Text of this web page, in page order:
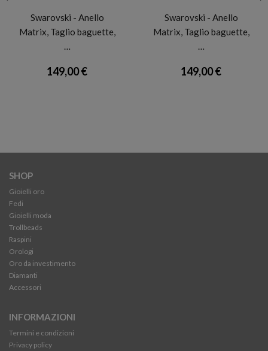
Swarovski - Anello
Matrix, Taglio baguette,
…
149,00 €
Swarovski - Anello
Matrix, Taglio baguette,
…
149,00 €
SHOP
Gioielli oro
Fedi
Gioielli moda
Trollbeads
Raspini
Orologi
Oro da investimento
Diamanti
Accessori
INFORMAZIONI
Termini e condizioni
Privacy policy